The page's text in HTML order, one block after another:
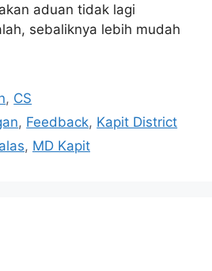
aduan tidak lagi
sebaliknya lebih mudah
, CS
, Feedback, Kapit District
, MD Kapit